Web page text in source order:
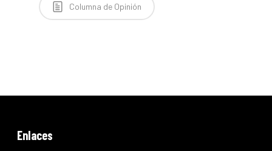
Columna de Opinión
Enlaces